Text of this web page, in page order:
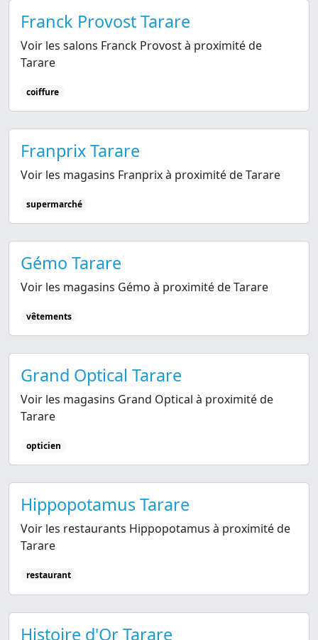
Franck Provost Tarare
Voir les salons Franck Provost à proximité de
Tarare
coiffure
Franprix Tarare
Voir les magasins Franprix à proximité de Tarare
supermarché
Gémo Tarare
Voir les magasins Gémo à proximité de Tarare
vêtements
Grand Optical Tarare
Voir les magasins Grand Optical à proximité de
Tarare
opticien
Hippopotamus Tarare
Voir les restaurants Hippopotamus à proximité de
Tarare
restaurant
Histoire d'Or Tarare